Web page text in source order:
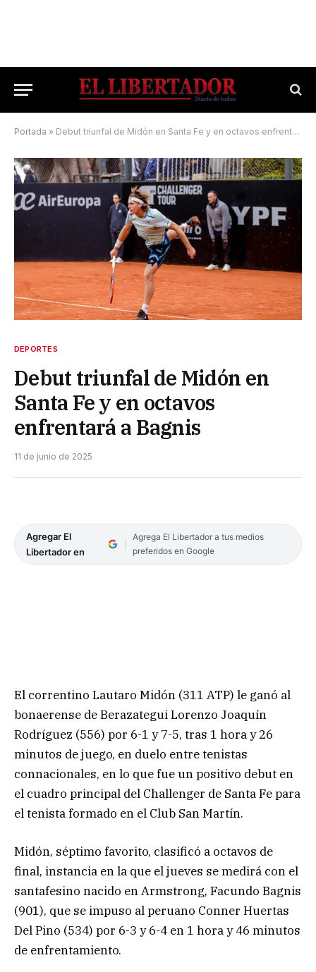
Portada » Debut triunfal de Midón en Santa Fe y en octavos enfrentará a Bagnis
DEPORTES
Debut triunfal de Midón en
Santa Fe y en octavos
enfrentará a Bagnis
11 de junio de 2025
Agregar El
Libertador en
Agrega El Libertador a tus medios
preferidos en Google
El correntino Lautaro Midón (311 ATP) le ganó al
bonaerense de Berazategui Lorenzo Joaquín
Rodríguez (556) por 6-1 y 7-5, tras 1 hora y 26
minutos de juego, en duelo entre tenistas
connacionales, en lo que fue un positivo debut en
el cuadro principal del Challenger de Santa Fe para
el tenista formado en el Club San Martín.
Midón, séptimo favorito, clasificó a octavos de
final, instancia en la que el jueves se medirá con el
santafesino nacido en Armstrong, Facundo Bagnis
(901), que se impuso al peruano Conner Huertas
Del Pino (534) por 6-3 y 6-4 en 1 hora y 46 minutos
de enfrentamiento.